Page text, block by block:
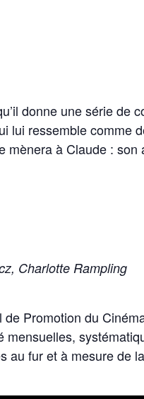
donne une série de
lui ressemble comme
mènera à Claude : son
Charlotte Rampling
Promotion du
mensuelles,
au fur et à mesure de